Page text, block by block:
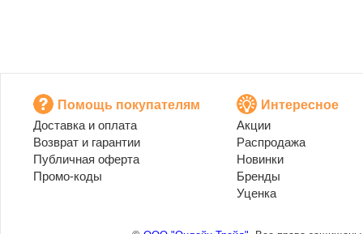
Помощь покупателям
Доставка и оплата
Возврат и гарантии
Публичная оферта
Промо-коды
Интересное
Акции
Распродажа
Новинки
Бренды
Уценка